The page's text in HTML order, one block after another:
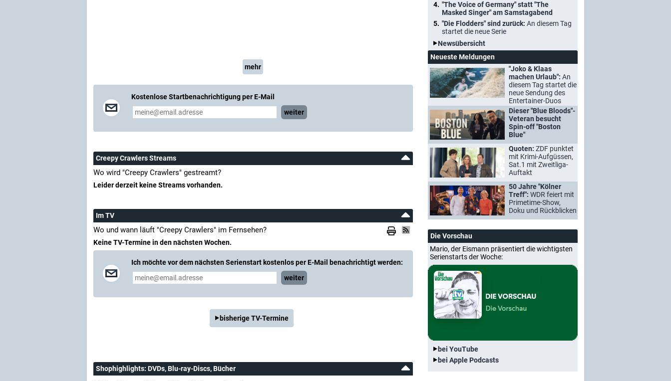
mehr
Kostenlose Startbenachrichtigung per E-Mail
weiter
Creepy Crawlers Streams
Wo wird "Creepy Crawlers" gestreamt?
Leider derzeit keine Streams vorhanden.
Im TV
Wo und wann läuft "Creepy Crawlers" im Fernsehen?
Keine TV-Termine in den nächsten Wochen.
Ich möchte vor dem nächsten Serienstart kostenlos per E-Mail benachrichtigt werden:
weiter
bisherige TV-Termine
Shophighlights: DVDs, Blu-ray-Discs, Bücher
"The Voice of Germany" statt "The
Masked Singer" am Samstagabend
"Die Flodders" sind zurück: An diesem Tag
startet die neue Serie
Newsübersicht
Neueste Meldungen
"Joko & Klaas
machen Urlaub": An
diesem Tag startet die
neue Sendung des
Entertainer-Duos
Dieser "Blue Bloods"-
Veteran besucht
Spin-off "Boston
Blue"
Quoten: ZDF punktet
mit Krimi-Aufgüssen,
Sat.1 mit Zweitliga-
Auftakt
50 Jahre "Kölner
Treff": WDR feiert mit
Primetime-Show,
Doku und Rückblicken
Die Vorschau
Mario, der Eismann präsentiert die wichtigsten
Serienstarts der Woche:
bei YouTube
bei Apple Podcasts